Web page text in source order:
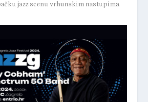
jazz scenu vrhunskim nastupima.